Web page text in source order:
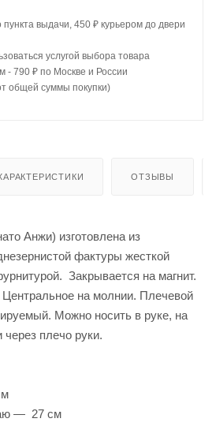
пункта выдачи, 450 ₽ курьером до двери
услугой выбора товара
- 790 ₽ по Москве и России
общей суммы покупки)
ОТЗЫВЫ
Анжи) изготовлена из
фактуры жесткой
Закрывается на магнит.
Центральное на молнии. Плечевой
Можно носить в руке, на
через плечо руки.
— 27 см